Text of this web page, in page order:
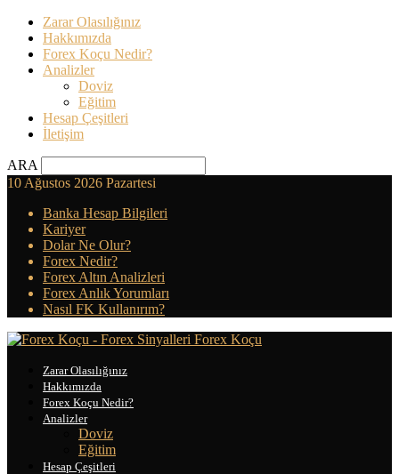
Zarar Olasılığınız
Hakkımızda
Forex Koçu Nedir?
Analizler
Doviz
Eğitim
Hesap Çeşitleri
İletişim
ARA
10 Ağustos 2026 Pazartesi
Banka Hesap Bilgileri
Kariyer
Dolar Ne Olur?
Forex Nedir?
Forex Altın Analizleri
Forex Anlık Yorumları
Nasıl FK Kullanırım?
Forex Koçu
Zarar Olasılığınız
Hakkımızda
Forex Koçu Nedir?
Analizler
Doviz
Eğitim
Hesap Çeşitleri